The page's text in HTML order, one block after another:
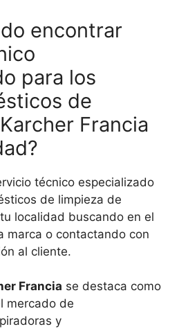
encontrar
para los
de
Francia
técnico especializado
de limpieza de
localidad buscando en el
marca o contactando con
al cliente.
Francia se destaca como
mercado de
y